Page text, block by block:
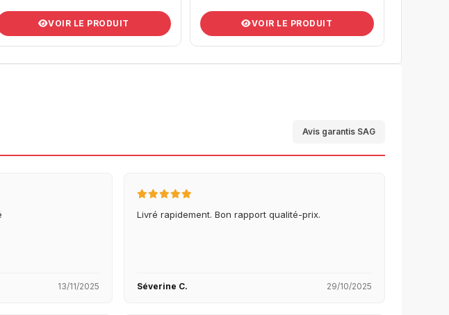
VOIR LE PRODUIT VOIR LE PRODUIT
Avis garantis SAG
13/11/2025
Livré rapidement. Bon rapport qualité-prix.
Séverine C. 29/10/2025